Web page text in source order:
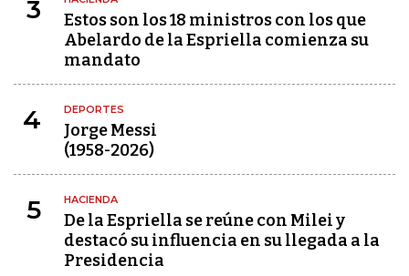
3
Estos son los 18 ministros con los que
Abelardo de la Espriella comienza su
mandato
4 DEPORTES
Jorge Messi
(1958-2026)
5 HACIENDA
De la Espriella se reúne con Milei y
destacó su influencia en su llegada a la
Presidencia